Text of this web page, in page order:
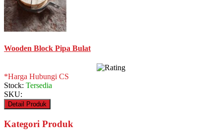
Wooden Block Pipa Bulat
*Harga Hubungi CS
Stock: Tersedia
SKU:
Detail Produk
Kategori Produk